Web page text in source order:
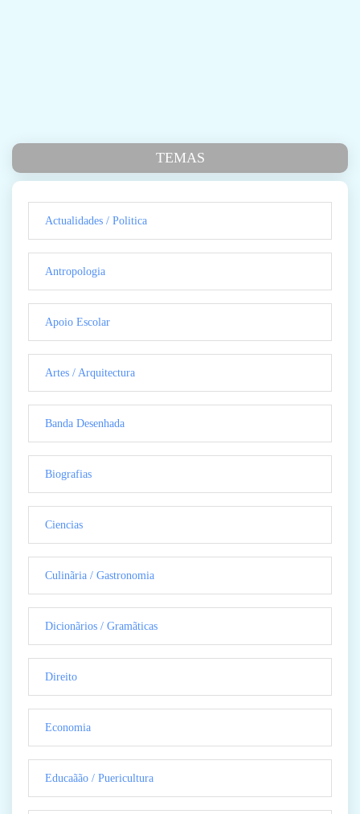
TEMAS
Actualidades / Politica
Antropologia
Apoio Escolar
Artes / Arquitectura
Banda Desenhada
Biografias
Ciencias
Culinãria / Gastronomia
Dicionãrios / Gramãticas
Direito
Economia
Educaãão / Puericultura